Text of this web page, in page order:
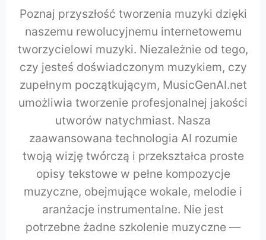
Poznaj przyszłość tworzenia muzyki dzięki
naszemu rewolucyjnemu internetowemu
tworzycielowi muzyki. Niezależnie od tego,
czy jesteś doświadczonym muzykiem, czy
zupełnym początkującym, MusicGenAI.net
umożliwia tworzenie profesjonalnej jakości
utworów natychmiast. Nasza
zaawansowana technologia AI rozumie
twoją wizję twórczą i przekształca proste
opisy tekstowe w pełne kompozycje
muzyczne, obejmujące wokale, melodie i
aranżacje instrumentalne. Nie jest
potrzebne żadne szkolenie muzyczne —